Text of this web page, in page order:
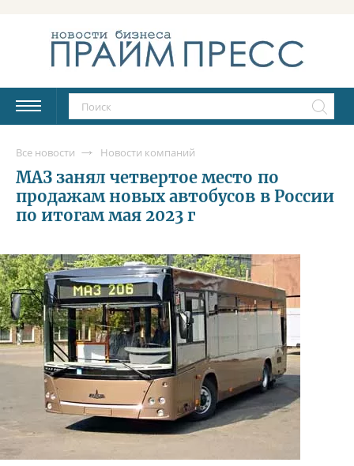
Все новости Новости компаний
МАЗ занял четвертое место по
продажам новых автобусов в России
по итогам мая 2023 г